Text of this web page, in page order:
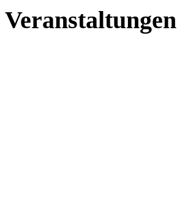
Veranstaltungen